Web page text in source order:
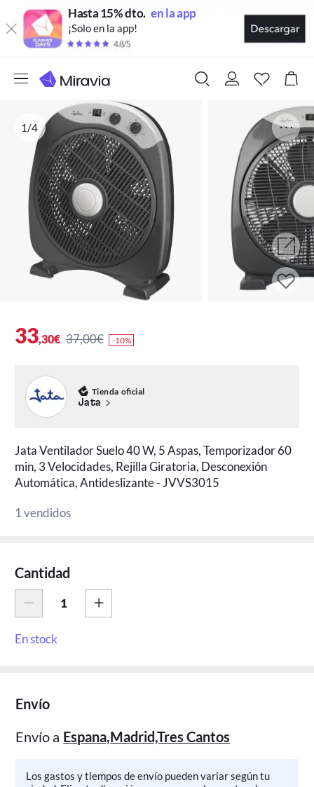
Hasta 15% dto. en la app
¡Solo en la app!
1/4
33,30€ 37,00€ -10%
Tienda oficial
Jata
Jata Ventilador Suelo 40 W, 5 Aspas, Temporizador 60
min, 3 Velocidades, Rejilla Giratoria, Desconexión
Automática, Antideslizante - JVVS3015
1 vendidos
Cantidad
En stock
Envío
Envío a Espana,Madrid,Tres Cantos
Los gastos y tiempos de envío pueden variar según tu